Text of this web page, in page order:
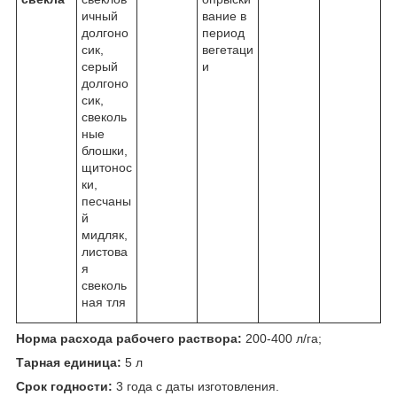
ичный
долгоно
сик,
серый
долгоно
сик,
свеколь
ные
блошки,
щитонос
ки,
песчаны
й
мидляк,
листова
я
свеколь
ная тля
вание в
период
вегетаци
и
Норма расхода рабочего раствора: 200-400 л/га;
Тарная единица: 5 л
Срок годности: 3 года с даты изготовления.